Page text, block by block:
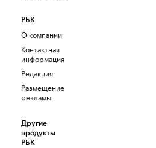
РБК
О компании
Контактная
информация
Редакция
Размещение
рекламы
Другие
продукты
РБК